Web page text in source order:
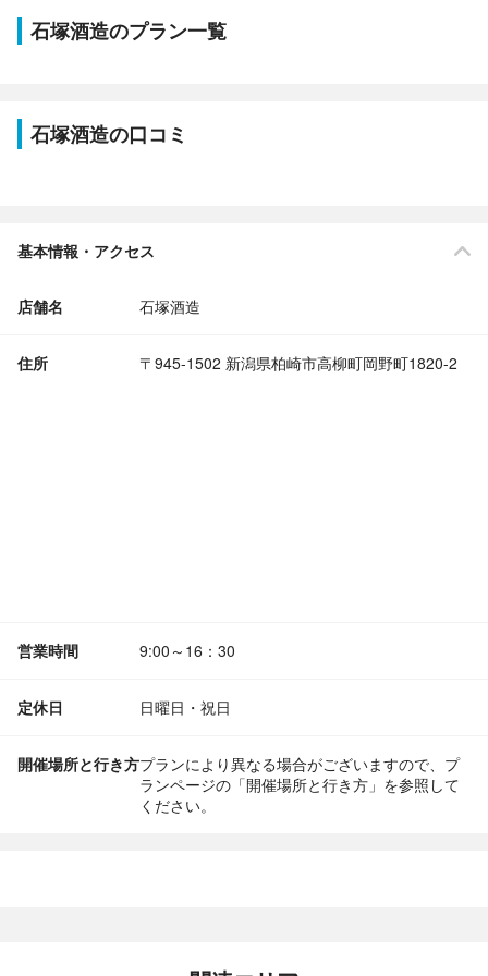
石塚酒造のプラン一覧
石塚酒造の口コミ
基本情報・アクセス
店舗名 石塚酒造
住所 〒945-1502 新潟県柏崎市高柳町岡野町1820-2
営業時間 9:00～16：30
定休日 日曜日・祝日
開催場所と行き方プランにより異なる場合がございますので、プ
ランページの「開催場所と行き方」を参照して
ください。